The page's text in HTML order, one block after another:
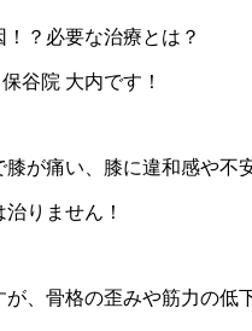
谷院 大内です！
が痛い、膝に違和感や不
りません！
、骨格の歪みや筋力の低